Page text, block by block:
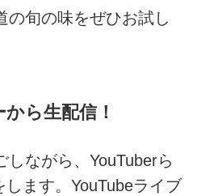
の旬の味をぜひお試し
ら生配信！
ながら、YouTuberら
します。YouTubeライブ